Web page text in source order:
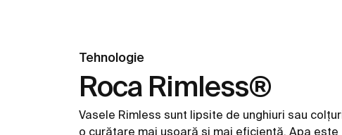
Tehnologie
Roca Rimless®
Vasele Rimless sunt lipsite de unghiuri sau
o curățare mai ușoară și mai eficientă. Apa este